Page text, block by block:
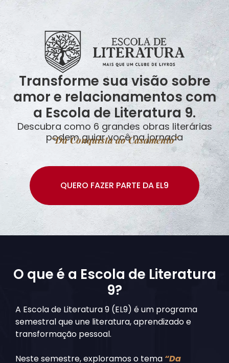
Transforme sua visão sobre
amor e relacionamentos com
a Escola de Literatura 9.
Descubra como 6 grandes obras literárias
podem guiar você na jornada
“Da Conquista ao Casamento”
QUERO FAZER PARTE DA EL9
O que é a Escola de Literatura
9?
A Escola de Literatura 9 (EL9) é um programa
semestral que une literatura, aprendizado e
transformação pessoal.
Neste semestre, exploramos o tema “Da